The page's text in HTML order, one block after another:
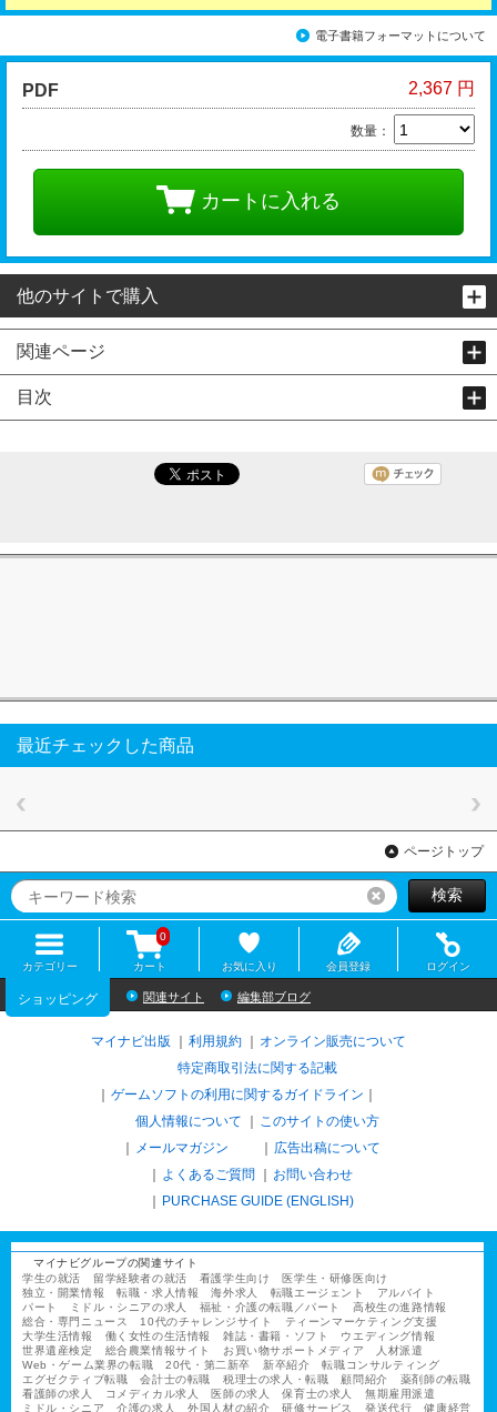
電子書籍フォーマットについて
PDF 2,367 円
数量：
カートに入れる
他のサイトで購入
関連ページ
目次
最近チェックした商品
ページトップ
リセット検索
カテゴリー カート
0
お気に入り 会員登録 ログイン
ショッピング 関連サイト 編集部ブログ
マイナビ出版 利用規約
オンライン販売について
特定商取引法に関する記載
ゲームソフトの利用に関するガイドライン
個人情報について
このサイトの使い方
メールマガジン
広告出稿について
よくあるご質問
お問い合わせ
PURCHASE GUIDE (ENGLISH)
マイナビグループの関連サイト
学生の就活
留学経験者の就活 看護学生向け
医学生・研修医向け
独立・開業情報
転職・求人情報 海外求人 転職エージェント
アルバイト
パート
ミドル・シニアの求人 福祉・介護の転職／パート
高校生の進路情報
総合・専門ニュース
10代のチャレンジサイト
ティーンマーケティング支援
大学生活情報
働く女性の生活情報 雑誌・書籍・ソフト
ウエディング情報
世界遺産検定
総合農業情報サイト お買い物サポートメディア
人材派遣
Web・ゲーム業界の転職
20代・第二新卒 新卒紹介
転職コンサルティング
エグゼクティブ転職
会計士の転職 税理士の求人・転職 顧問紹介
薬剤師の転職
看護師の求人
コメディカル求人 医師の求人 保育士の求人
無期雇用派遣
ミドル・シニア
介護の求人 外国人材の紹介 研修サービス 発送代行 健康経営